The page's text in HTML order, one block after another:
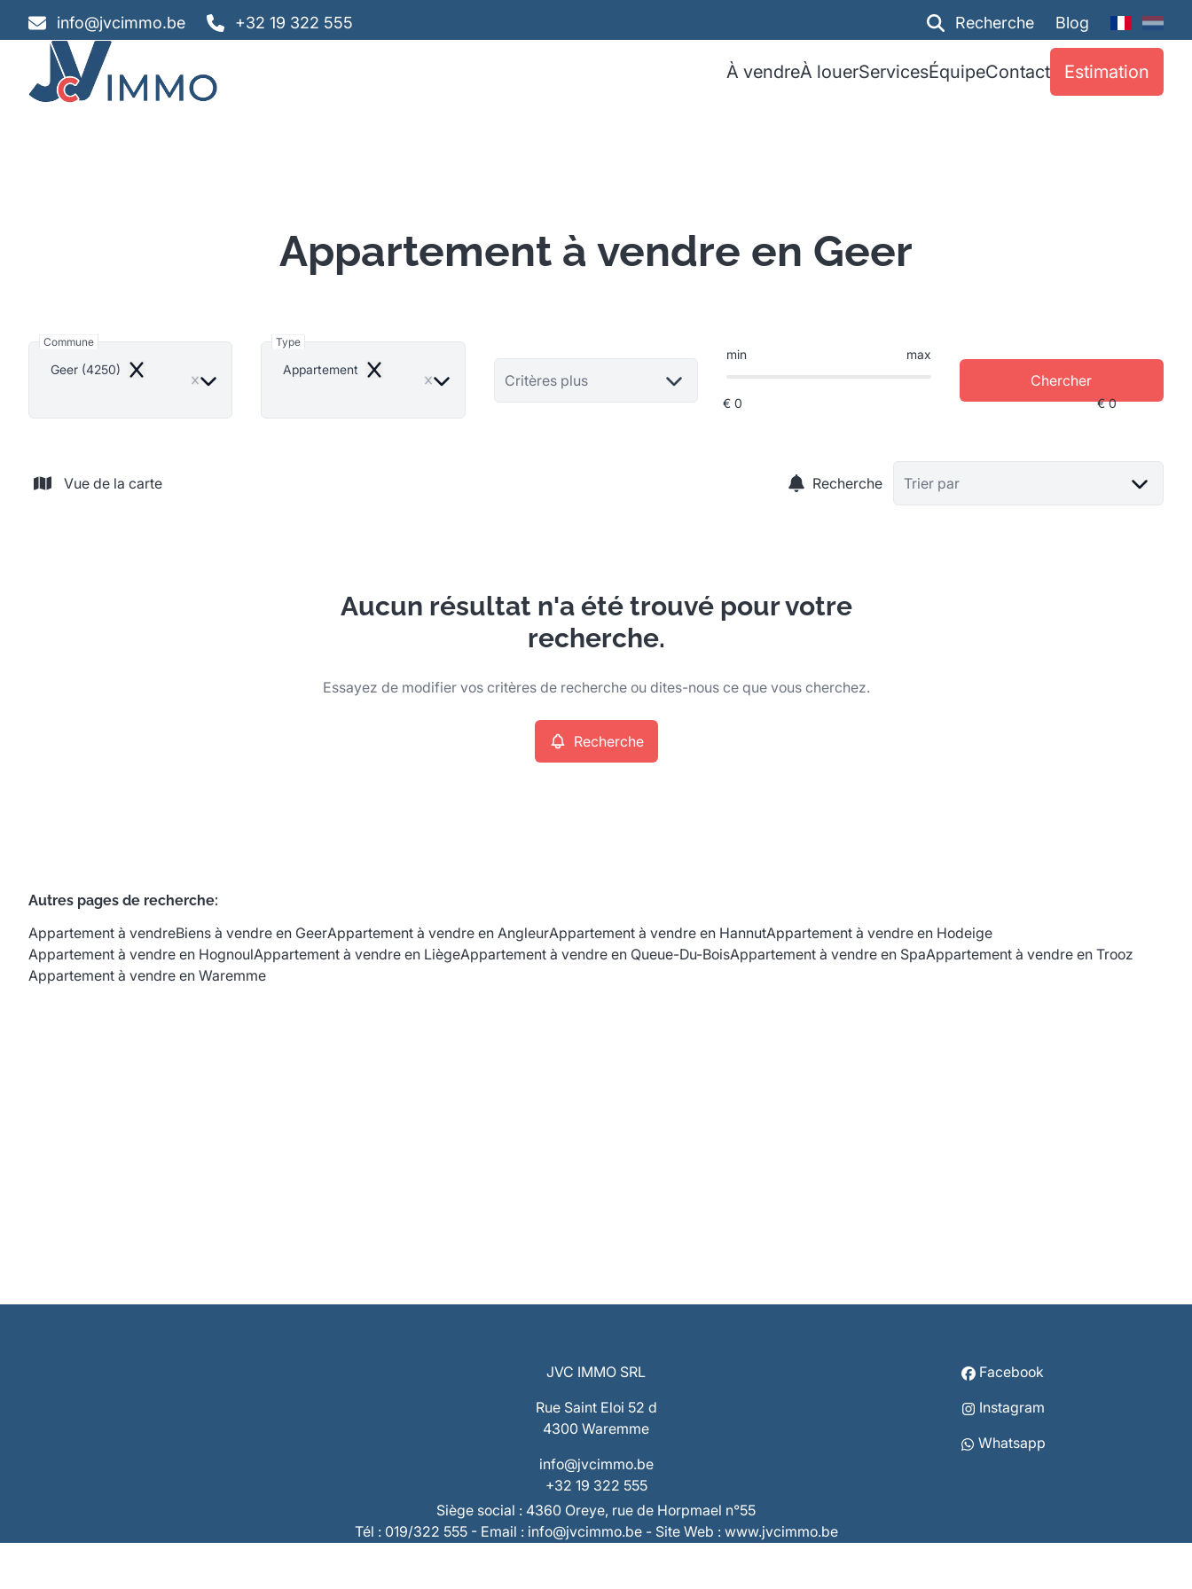
info@jvcimmo.be +32 19 322 555 Recherche Blog
À vendreÀ louerServicesÉquipeContact Estimation
Appartement à vendre en Geer
Commune
Geer (4250)
Remove
Type
Appartement
Remove Critères plus
min max
Chercher
Vue de la carte Recherche Trier par
Aucun résultat n'a été trouvé pour votre
recherche.
Essayez de modifier vos critères de recherche ou dites-nous ce que vous cherchez.
Recherche
Autres pages de recherche:
Appartement à vendreBiens à vendre en GeerAppartement à vendre en AngleurAppartement à vendre en HannutAppartement à vendre en Hodeige
Appartement à vendre en HognoulAppartement à vendre en LiègeAppartement à vendre en Queue-Du-BoisAppartement à vendre en SpaAppartement à vendre en Trooz
Appartement à vendre en Waremme
JVC IMMO SRL
Rue Saint Eloi 52 d
4300 Waremme
info@jvcimmo.be
+32 19 322 555
Facebook
Instagram
Whatsapp
Siège social : 4360 Oreye, rue de Horpmael n°55
Tél : 019/322 555 - Email : info@jvcimmo.be - Site Web : www.jvcimmo.be